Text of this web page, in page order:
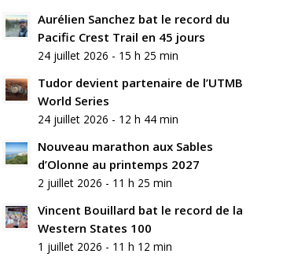
Aurélien Sanchez bat le record du
Pacific Crest Trail en 45 jours
24 juillet 2026 - 15 h 25 min
Tudor devient partenaire de l’UTMB
World Series
24 juillet 2026 - 12 h 44 min
Nouveau marathon aux Sables
d’Olonne au printemps 2027
2 juillet 2026 - 11 h 25 min
Vincent Bouillard bat le record de la
Western States 100
1 juillet 2026 - 11 h 12 min